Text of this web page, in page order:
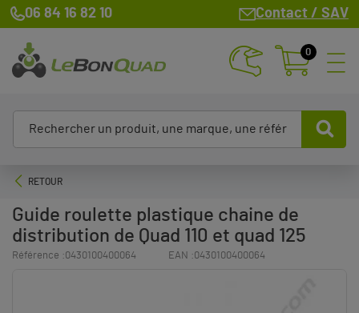
06 84 16 82 10 Contact / SAV
0
RETOUR
Guide roulette plastique chaine de
distribution de Quad 110 et quad 125
Référence :0430100400064 EAN :0430100400064